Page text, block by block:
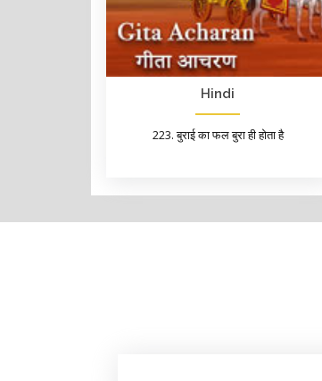
Hindi
223. बुराई का फल बुरा ही होता है